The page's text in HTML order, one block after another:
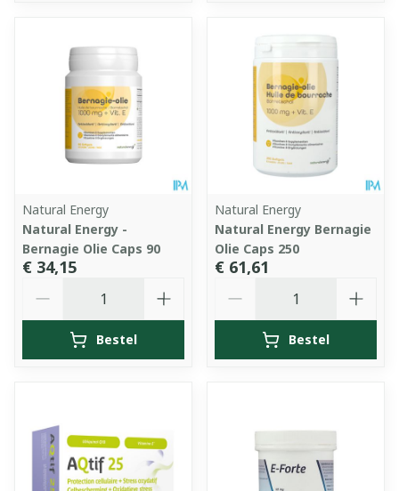
Natural Energy
Natural Energy -
Bernagie Olie Caps 90
€ 34,15
Bestel
Natural Energy
Natural Energy Bernagie
Olie Caps 250
€ 61,61
Bestel